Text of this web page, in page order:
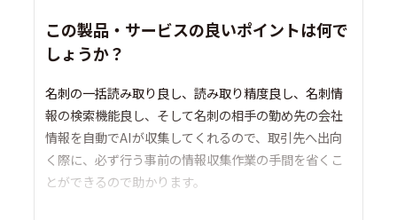
この製品・サービスの良いポイントは何で
しょうか？
名刺の一括読み取り良し、読み取り精度良し、名刺情
報の検索機能良し、そして名刺の相手の勤め先の会社
情報を自動でAIが収集してくれるので、取引先へ出向
く際に、必ず行う事前の情報収集作業の手間を省くこ
とができるので助かります。